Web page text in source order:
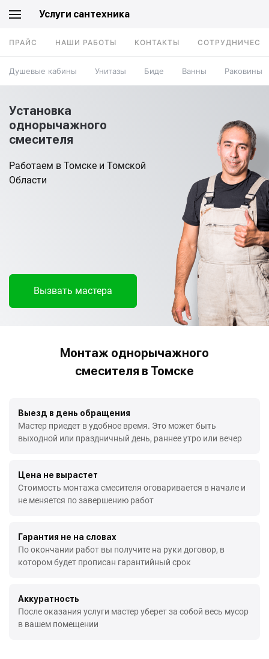
Услуги сантехника
ПРАЙС НАШИ РАБОТЫ КОНТАКТЫ
Душевые кабины Унитазы Биде Ванны Раковины
Установка
однорычажного
смесителя
Работаем в Томске и Томской
Области
Вызвать мастера
Монтаж однорычажного
смесителя в Томске
Выезд в день обращения
Мастер приедет в удобное время. Это может быть
выходной или праздничный день, раннее утро или вечер
Цена не вырастет
Стоимость монтажа смесителя оговаривается в начале и
не меняется по завершению работ
Гарантия не на словах
По окончании работ вы получите на руки договор, в
котором будет прописан гарантийный срок
Аккуратность
После оказания услуги мастер уберет за собой весь мусор
в вашем помещении